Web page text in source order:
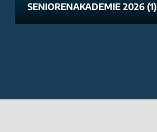
SENIORENAKADEMIE 2026 (1)